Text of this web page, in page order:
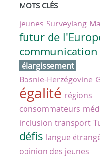
MOTS CLÉS
jeunes Surveylang
futur de
communication
élargissement
Bosnie-Herzégovine
égalité régions
consommateurs
inclusion transport
défis langue
opinion des jeunes